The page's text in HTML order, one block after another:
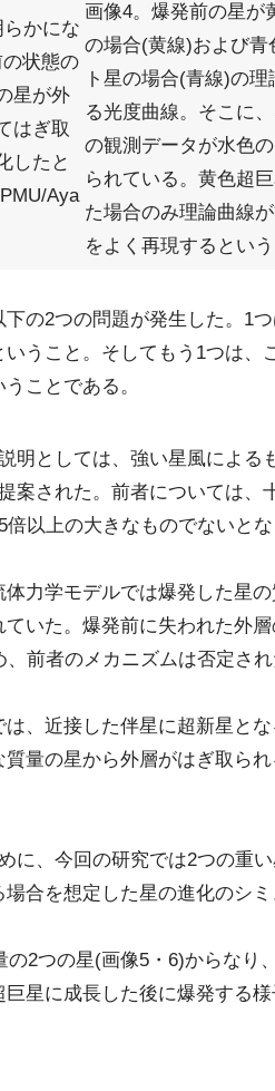
かにな
の状態の
星が外
はぎ取
したと
Aya
画像4。爆発前の星が
の場合(黄線)および青
ト星の場合(青線)の理
る光度曲線。そこに
の観測データが水色
られている。黄色超
た場合のみ理論曲線
をよく再現するという
の2つの問題が発生した。1
うこと。そしてもう1つは、
ことである。
明としては、強い星風による
案された。前者については、
以上の大きなものでないとな
体力学モデルでは爆発した星
いた。爆発前に失われた外
前者のメカニズムは否定され
、近接した伴星に超新星と
質量の星から外層がはぎ取ら
に、今回の研究では2つの重
合を想定した星の進化のシミ
の2つの星(画像5・6)からなり
星に成長した後に爆発する